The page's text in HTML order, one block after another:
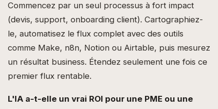
Commencez par un seul processus à fort impact
(devis, support, onboarding client). Cartographiez-
le, automatisez le flux complet avec des outils
comme Make, n8n, Notion ou Airtable, puis mesurez
un résultat business. Étendez seulement une fois ce
premier flux rentable.
L'IA a-t-elle un vrai ROI pour une PME ou une